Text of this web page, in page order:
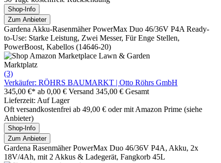
Shop-Info
Zum Anbieter
Gardena Akku-Rasenmäher PowerMax Duo 46/36V P4A Ready-
to-Use: Starke Leistung, Zwei Messer, Für Enge Stellen,
PowerBoost, Kabellos (14646-20)
Marktplatz
(3)
Verkäufer: RÖHRS BAUMARKT | Otto Röhrs GmbH
345,00 €* ab 0,00 € Versand 345,00 € Gesamt
Lieferzeit: Auf Lager
Oft versandkostenfrei ab 49,00 € oder mit Amazon Prime (siehe
Anbieter)
Shop-Info
Zum Anbieter
Gardena Rasenmäher PowerMax Duo 46/36V P4A, Akku, 2x
18V/4Ah, mit 2 Akkus & Ladegerät, Fangkorb 45L